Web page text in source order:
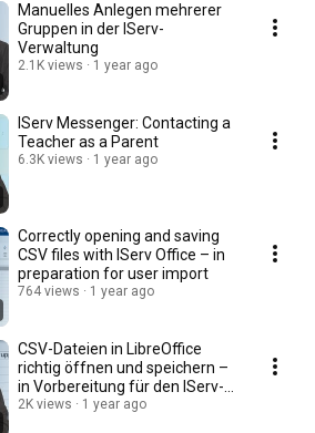
Manuelles Anlegen mehrerer
Gruppen in der IServ-
Verwaltung
2.1K views 1 year ago
IServ Messenger: Contacting a
Teacher as a Parent
6.3K views 1 year ago
Correctly opening and saving
CSV files with IServ Office – in
preparation for user import
764 views 1 year ago
CSV-Dateien in LibreOffice
richtig öffnen und speichern –
in Vorbereitung für den IServ-
Import
2K views 1 year ago